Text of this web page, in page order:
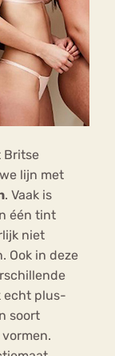
Britse
lijn met
. Vaak is
één tint
niet
Ook in deze
echt plus-
soort